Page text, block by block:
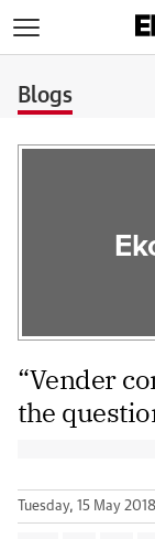
Blogs
“Vender
the
Tuesday, 15 May